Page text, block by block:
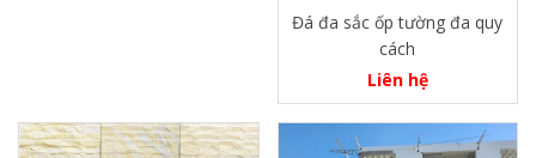
Đá đa sắc ốp tường đa quy
cách
Liên hệ